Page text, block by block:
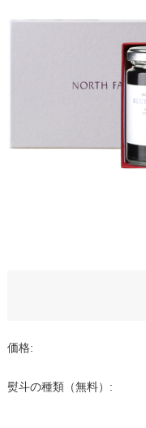
価格:
熨斗の種類（無料）: